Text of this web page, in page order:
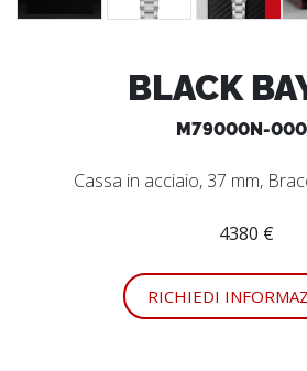
BLACK
M79000N-
Cassa in acciaio, 37 mm,
4380 €
RICHIEDI